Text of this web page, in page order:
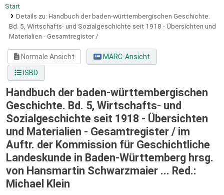
Start
Details zu: Handbuch der baden-württembergischen Geschichte.
Bd. 5, Wirtschafts- und Sozialgeschichte seit 1918 - Übersichten und
Materialien - Gesamtregister /
Normale Ansicht
MARC-Ansicht
ISBD
Handbuch der baden-württembergischen
Geschichte. Bd. 5, Wirtschafts- und
Sozialgeschichte seit 1918 - Übersichten
und Materialien - Gesamtregister / im
Auftr. der Kommission für Geschichtliche
Landeskunde in Baden-Württemberg hrsg.
von Hansmartin Schwarzmaier ... Red.:
Michael Klein